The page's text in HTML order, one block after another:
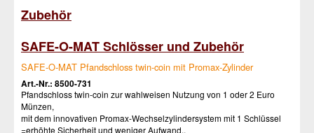
Zubehör
SAFE-O-MAT Schlösser und Zubehör
SAFE-O-MAT Pfandschloss twin-coin mit Promax-Zylinder
Art.-Nr.: 8500-731
Pfandschloss twin-coin zur wahlweisen Nutzung von 1 oder 2 Euro
Münzen,
mit dem innovativen Promax-Wechselzylindersystem mit 1 Schlüssel
=erhöhte Sicherheit und weniger Aufwand,,